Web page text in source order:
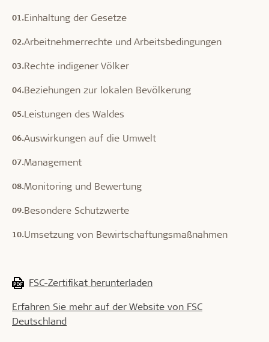
Einhaltung der Gesetze
Arbeitnehmerrechte und Arbeitsbedingungen
Rechte indigener Völker
Beziehungen zur lokalen Bevölkerung
Leistungen des Waldes
Auswirkungen auf die Umwelt
Management
Monitoring und Bewertung
Besondere Schutzwerte
Umsetzung von Bewirtschaftungsmaßnahmen
FSC-Zertifikat herunterladen
Erfahren Sie mehr auf der Website von FSC
Deutschland